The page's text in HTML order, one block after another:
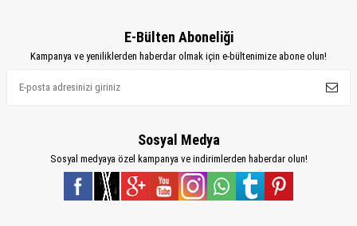
E-Bülten Aboneliği
Kampanya ve yeniliklerden haberdar olmak için e-bültenimize abone olun!
Sosyal Medya
Sosyal medyaya özel kampanya ve indirimlerden haberdar olun!